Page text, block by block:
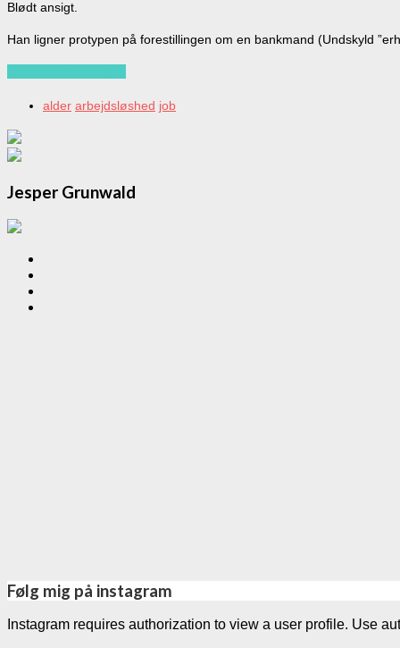
Blødt ansigt.
Han ligner protypen på forestillingen om en bankmand (Undskyld
alder arbejdsløshed job
Jesper Grunwald
Følg mig på instagram
Instagram requires authorization to view a user profile. Use